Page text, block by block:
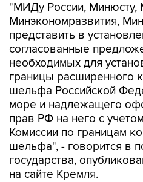
"МИДу России, Минюсту,
Минэкономразвития,
представить в
согласованные
необходимых для
границы расширенного
шельфа Российской
море и надлежащего
прав РФ на него с
Комиссии по границам
шельфа", - говорится в
государства,
на сайте Кремля.